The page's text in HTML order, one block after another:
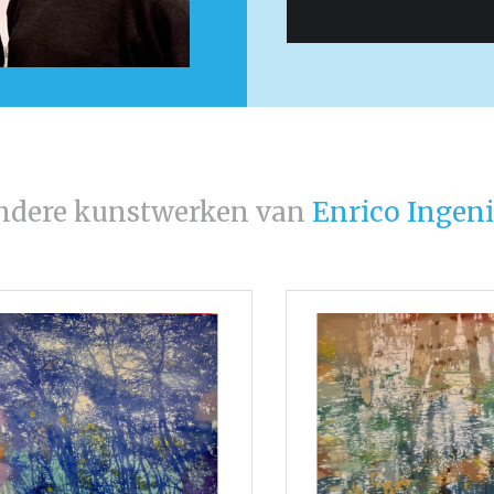
kunstwerken van Enrico